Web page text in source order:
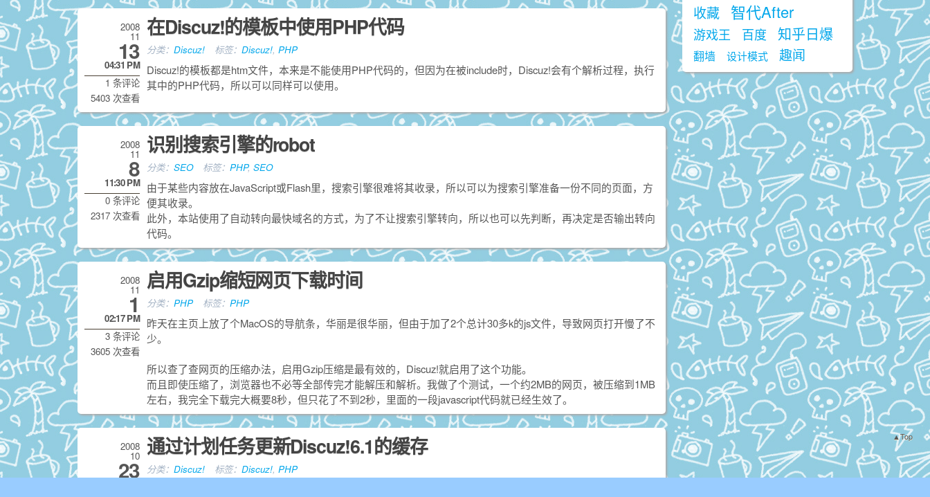
在Discuz!的模板中使用PHP代码
2008
11
13
04:31 PM
1 条评论
5403 次查看
分类： Discuz! 标签： Discuz!, PHP
Discuz!的模板都是htm文件，本来是不能使用PHP代码的，但因为在被include时，Discuz!会有个解析过程，执行
其中的PHP代码，所以可以同样可以使用。
识别搜索引擎的robot
2008
11
8
11:30 PM
0 条评论
2317 次查看
分类： SEO 标签： PHP, SEO
由于某些内容放在JavaScript或Flash里，搜索引擎很难将其收录，所以可以为搜索引擎准备一份不同的页面，方
便其收录。
此外，本站使用了自动转向最快域名的方式，为了不让搜索引擎转向，所以也可以先判断，再决定是否输出转向
代码。
启用Gzip缩短网页下载时间
2008
11
1
02:17 PM
3 条评论
3605 次查看
分类： PHP 标签： PHP
昨天在主页上放了个MacOS的导航条，华丽是很华丽，但由于加了2个总计30多k的js文件，导致网页打开慢了不
少。
所以查了查网页的压缩办法，启用Gzip压缩是最有效的，Discuz!就启用了这个功能。
而且即使压缩了，浏览器也不必等全部传完才能解压和解析。我做了个测试，一个约2MB的网页，被压缩到1MB
左右，我完全下载完大概要8秒，但只花了不到2秒，里面的一段javascript代码就已经生效了。
通过计划任务更新Discuz!6.1的缓存
2008
10
23 分类： Discuz! 标签： Discuz!, PHP
收藏 智代After
游戏王 百度 知乎日爆
翻墙 设计模式 趣闻
▲Top